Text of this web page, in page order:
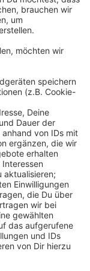
Radio Siegen
rund um